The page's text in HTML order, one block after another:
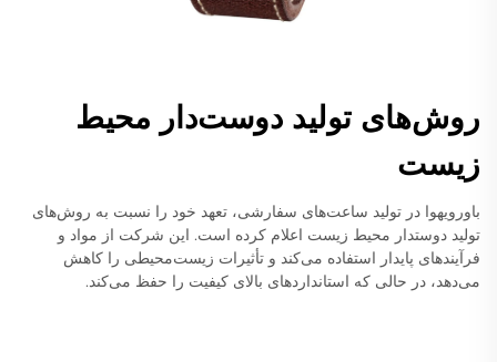
روش‌های تولید دوست‌دار محیط
زیست
باورویهوا در تولید ساعت‌های سفارشی، تعهد خود را نسبت به روش‌های
تولید دوستدار محیط زیست اعلام کرده است. این شرکت از مواد و
فرآیندهای پایدار استفاده می‌کند و تأثیرات زیست‌محیطی را کاهش
می‌دهد، در حالی که استانداردهای بالای کیفیت را حفظ می‌کند.